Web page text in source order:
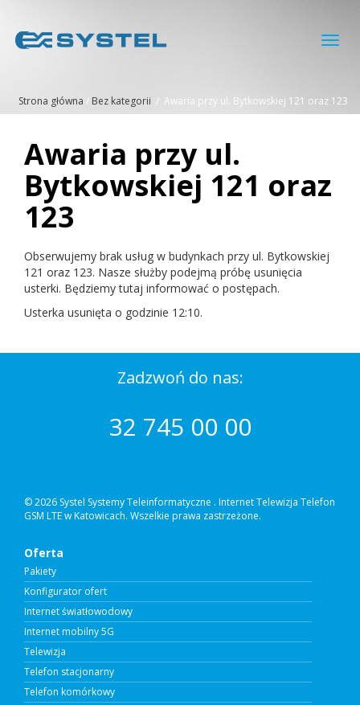
Strona główna / Bez kategorii / Awaria przy ul. Bytkowskiej 121 oraz 123
Awaria przy ul.
Bytkowskiej 121 oraz
123
Obserwujemy brak usług w budynkach przy ul. Bytkowskiej
121 oraz 123. Nasze służby podejmą próbę usunięcia
usterki. Będziemy tutaj informować o postępach.
Usterka usunięta o godzinie 12:10.
Zadzwoń do nas:
32 745 00 00
© 2026 Systel Systemy Teleinformatyczne . Internet Telewizja Telefon
GSM LTE w Katowicach. Wszelkie prawa zastrzeżone.
Oferta
Pakiety
Konfigurator ofert
Internet światłowodowy
Internet mobilny 5G
Telewizja
Telefon stacjonarny
Telefon komórkowy